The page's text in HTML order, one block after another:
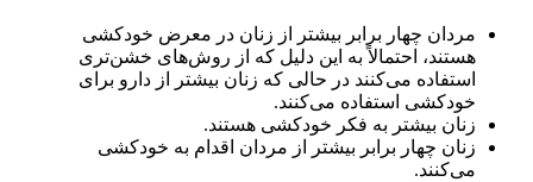
مردان چهار برابر بیشتر از زنان در معرض خودکشی
هستند، احتمالاً به این دلیل که از روش‌های خشن‌تری
استفاده می‌کنند در حالی که زنان بیشتر از دارو برای
خودکشی استفاده می‌کنند.
زنان بیشتر به فکر خودکشی هستند.
زنان چهار برابر بیشتر از مردان اقدام به خودکشی
می‌کنند.